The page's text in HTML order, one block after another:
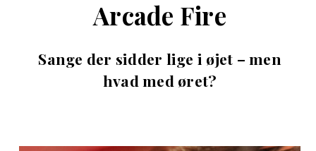
Arcade Fire
Sange der sidder lige i øjet – men
hvad med øret?